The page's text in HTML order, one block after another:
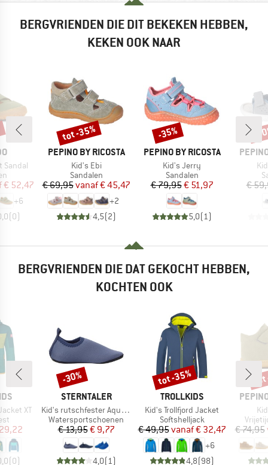
BERGVRIENDEN DIE DIT BEKEKEN HEBBEN,
KEKEN OOK NAAR
Sandal
prijs
€ 52,47
+6
(0)
MERK
PEPINO BY RICOSTA
Artikel
Kid's Ebi
Productgroep
Sandalen
Prijs
€ 69,95 Verlaagde prijs
vanaf€ 45,47
+2
4,5(2)
Korting
tot -35%
MERK
PEPINO BY RICOSTA
Artikel
Kid's Jerry
Productgroep
Sandalen
Prijs
€ 79,95Verlaagde prijs
€ 51,97
5,0( 1)
Korting
-35%
MERK
€
-
BERGVRIENDEN DIE DAT GEKOCHT HEBBEN,
KOCHTEN OOK
XT
prijs
(0)
MERK
STERNTALER
Artikel
Kid's rutschfester Aquaschuh uni
Productgroep
Watersportschoenen
Prijs
€ 13,95Verlaagde prijs
€ 9,77
4,0(1 )
Korting
-30%
MERK
TROLLKIDS
Artikel
Kid's Trollfjord Jacket
Productgroep
Softshelljack
Prijs
€ 49,95 Verlaagde prijs
vanaf€ 32,47
+6
4,8(98)
Korting
tot -35%
MERK
€ 74,95